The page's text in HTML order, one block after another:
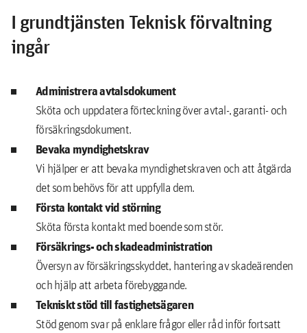
I grundtjänsten Teknisk förvaltning
ingår
Administrera avtalsdokument
Sköta och uppdatera förteckning över avtal-, garanti- och
försäkringsdokument.
Bevaka myndighetskrav
Vi hjälper er att bevaka myndighetskraven och att åtgärda
det som behövs för att uppfylla dem.
Första kontakt vid störning
Sköta första kontakt med boende som stör.
Försäkrings- och skadeadministration
Översyn av försäkringsskyddet, hantering av skadeärenden
och hjälp att arbeta förebyggande.
Tekniskt stöd till fastighetsägaren
Stöd genom svar på enklare frågor eller råd inför fortsatt